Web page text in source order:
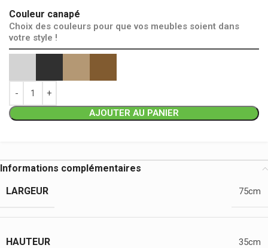
Couleur canapé
Choix des couleurs pour que vos meubles soient dans
votre style !
AJOUTER AU PANIER
Informations complémentaires
LARGEUR
75cm
HAUTEUR 35cm